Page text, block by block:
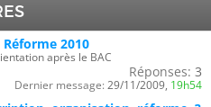
2010
après le BAC
Réponses: 3
Dernier message: 29/11/2009, 19h54